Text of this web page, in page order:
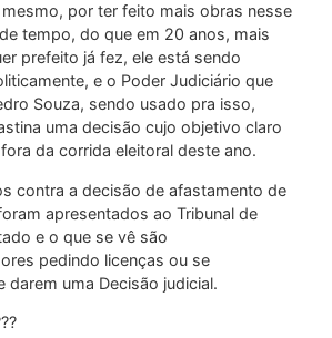
por ter feito mais obras nesse
tempo, do que em 20 anos, mais
prefeito já fez, ele está sendo
e o Poder Judiciário que
Souza, sendo usado pra isso,
uma decisão cujo objetivo claro
da corrida eleitoral deste ano.
contra a decisão de afastamento de
apresentados ao Tribunal de
e o que se vê são
pedindo licenças ou se
darem uma Decisão judicial.